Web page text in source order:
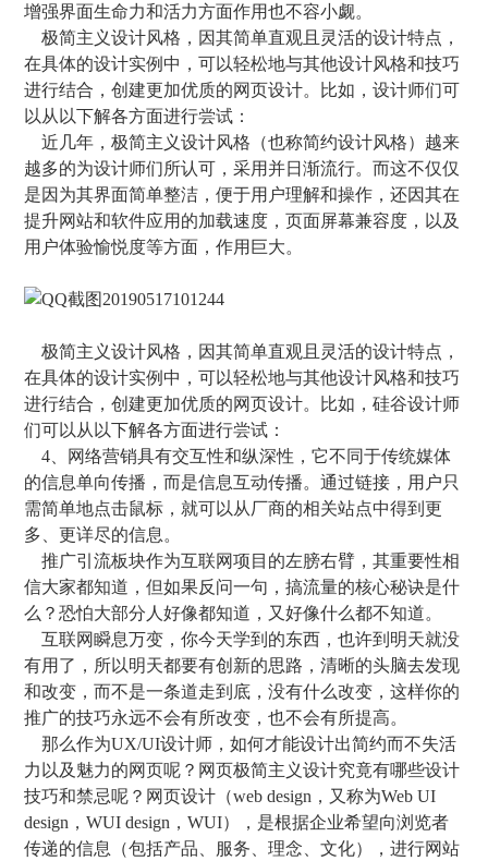
增强界面生命力和活力方面作用也不容小觑。
极简主义设计风格，因其简单直观且灵活的设计特点，
在具体的设计实例中，可以轻松地与其他设计风格和技巧
进行结合，创建更加优质的网页设计。比如，设计师们可
以从以下解各方面进行尝试：
近几年，极简主义设计风格（也称简约设计风格）越来
越多的为设计师们所认可，采用并日渐流行。而这不仅仅
是因为其界面简单整洁，便于用户理解和操作，还因其在
提升网站和软件应用的加载速度，页面屏幕兼容度，以及
用户体验愉悦度等方面，作用巨大。
极简主义设计风格，因其简单直观且灵活的设计特点，
在具体的设计实例中，可以轻松地与其他设计风格和技巧
进行结合，创建更加优质的网页设计。比如，硅谷设计师
们可以从以下解各方面进行尝试：
4、网络营销具有交互性和纵深性，它不同于传统媒体
的信息单向传播，而是信息互动传播。通过链接，用户只
需简单地点击鼠标，就可以从厂商的相关站点中得到更
多、更详尽的信息。
推广引流板块作为互联网项目的左膀右臂，其重要性相
信大家都知道，但如果反问一句，搞流量的核心秘诀是什
么？恐怕大部分人好像都知道，又好像什么都不知道。
互联网瞬息万变，你今天学到的东西，也许到明天就没
有用了，所以明天都要有创新的思路，清晰的头脑去发现
和改变，而不是一条道走到底，没有什么改变，这样你的
推广的技巧永远不会有所改变，也不会有所提高。
那么作为UX/UI设计师，如何才能设计出简约而不失活
力以及魅力的网页呢？网页极简主义设计究竟有哪些设计
技巧和禁忌呢？网页设计（web design，又称为Web UI
design，WUI design，WUI），是根据企业希望向浏览者
传递的信息（包括产品、服务、理念、文化），进行网站